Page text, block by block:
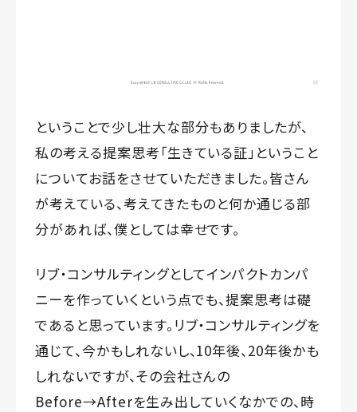
ということで少し壮大な部分もありましたが、
私の考える提案思考「生きている証」ということ
についてお話をさせていただきました。皆さん
が考えている、考えてきたものと何か通じる部
分があれば、僕としては幸せです。
リブ・コンサルティングとしてインパクトカンパ
ニーを作っていくという点でも、提案思考は礎
であると思っています。リブ・コンサルティングを
通じて、今かもしれないし、10年後、20年後かも
しれないですが、その会社さんの
Before→Afterを生み出していくなかでの、時